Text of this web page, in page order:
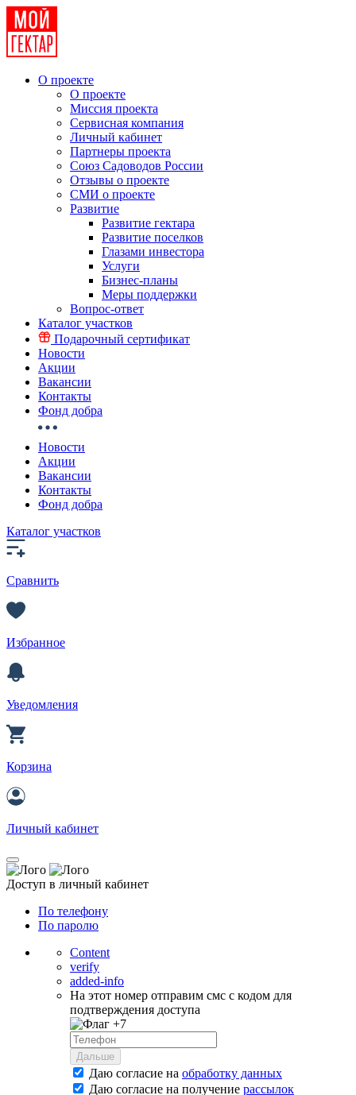
О проекте
О проекте
Миссия проекта
Сервисная компания
Личный кабинет
Партнеры проекта
Союз Садоводов России
Отзывы о проекте
СМИ о проекте
Развитие
Развитие гектара
Развитие поселков
Глазами инвестора
Услуги
Бизнес-планы
Меры поддержки
Вопрос-ответ
Каталог участков
Подарочный сертификат
Новости
Акции
Вакансии
Контакты
Фонд добра
Новости
Акции
Вакансии
Контакты
Фонд добра
Каталог участков
Сравнить
Избранное
Уведомления
Корзина
Личный кабинет
Доступ в личный кабинет
По телефону
По паролю
Content
verify
added-info
На этот номер отправим смс с кодом для
подтверждения доступа
+7
Дальше
Даю согласие на обработку данных
Даю согласие на получение рассылок